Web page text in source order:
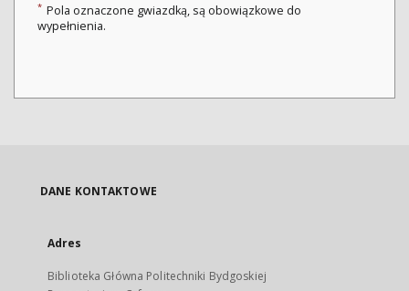
* Pola oznaczone gwiazdką, są obowiązkowe do
wypełnienia.
DANE KONTAKTOWE
Adres
Biblioteka Główna Politechniki Bydgoskiej